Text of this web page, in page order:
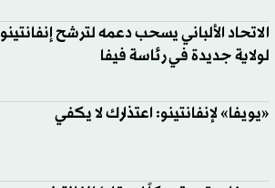
الاتحاد الألباني يسحب دعمه لترشح إنفانتينو
لولاية جديدة في رئاسة فيفا
«يويفا» لإنفانتينو: اعتذارك لا يكفي